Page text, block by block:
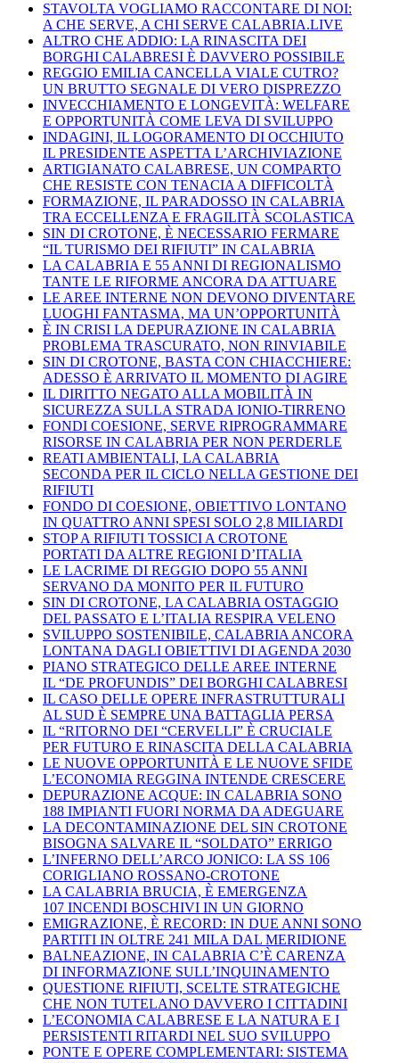
STAVOLTA VOGLIAMO RACCONTARE DI NOI:
A CHE SERVE, A CHI SERVE CALABRIA.LIVE
ALTRO CHE ADDIO: LA RINASCITA DEI
BORGHI CALABRESI È DAVVERO POSSIBILE
REGGIO EMILIA CANCELLA VIALE CUTRO?
UN BRUTTO SEGNALE DI VERO DISPREZZO
INVECCHIAMENTO E LONGEVITÀ: WELFARE
E OPPORTUNITÀ COME LEVA DI SVILUPPO
INDAGINI, IL LOGORAMENTO DI OCCHIUTO
IL PRESIDENTE ASPETTA L’ARCHIVIAZIONE
ARTIGIANATO CALABRESE, UN COMPARTO
CHE RESISTE CON TENACIA A DIFFICOLTÀ
FORMAZIONE, IL PARADOSSO IN CALABRIA
TRA ECCELLENZA E FRAGILITÀ SCOLASTICA
SIN DI CROTONE, È NECESSARIO FERMARE
“IL TURISMO DEI RIFIUTI” IN CALABRIA
LA CALABRIA E 55 ANNI DI REGIONALISMO
TANTE LE RIFORME ANCORA DA ATTUARE
LE AREE INTERNE NON DEVONO DIVENTARE
LUOGHI FANTASMA, MA UN’OPPORTUNITÀ
È IN CRISI LA DEPURAZIONE IN CALABRIA
PROBLEMA TRASCURATO, NON RINVIABILE
SIN DI CROTONE, BASTA CON CHIACCHIERE:
ADESSO È ARRIVATO IL MOMENTO DI AGIRE
IL DIRITTO NEGATO ALLA MOBILITÀ IN
SICUREZZA SULLA STRADA IONIO-TIRRENO
FONDI COESIONE, SERVE RIPROGRAMMARE
RISORSE IN CALABRIA PER NON PERDERLE
REATI AMBIENTALI, LA CALABRIA
SECONDA PER IL CICLO NELLA GESTIONE DEI
RIFIUTI
FONDO DI COESIONE, OBIETTIVO LONTANO
IN QUATTRO ANNI SPESI SOLO 2,8 MILIARDI
STOP A RIFIUTI TOSSICI A CROTONE
PORTATI DA ALTRE REGIONI D’ITALIA
LE LACRIME DI REGGIO DOPO 55 ANNI
SERVANO DA MONITO PER IL FUTURO
SIN DI CROTONE, LA CALABRIA OSTAGGIO
DEL PASSATO E L’ITALIA RESPIRA VELENO
SVILUPPO SOSTENIBILE, CALABRIA ANCORA
LONTANA DAGLI OBIETTIVI DI AGENDA 2030
PIANO STRATEGICO DELLE AREE INTERNE
IL “DE PROFUNDIS” DEI BORGHI CALABRESI
IL CASO DELLE OPERE INFRASTRUTTURALI
AL SUD È SEMPRE UNA BATTAGLIA PERSA
IL “RITORNO DEI “CERVELLI” È CRUCIALE
PER FUTURO E RINASCITA DELLA CALABRIA
LE NUOVE OPPORTUNITÀ E LE NUOVE SFIDE
L’ECONOMIA REGGINA INTENDE CRESCERE
DEPURAZIONE ACQUE: IN CALABRIA SONO
188 IMPIANTI FUORI NORMA DA ADEGUARE
LA DECONTAMINAZIONE DEL SIN CROTONE
BISOGNA SALVARE IL “SOLDATO” ERRIGO
L’INFERNO DELL’ARCO JONICO: LA SS 106
CORIGLIANO ROSSANO-CROTONE
LA CALABRIA BRUCIA, È EMERGENZA
107 INCENDI BOSCHIVI IN UN GIORNO
EMIGRAZIONE, È RECORD: IN DUE ANNI SONO
PARTITI IN OLTRE 241 MILA DAL MERIDIONE
BALNEAZIONE, IN CALABRIA C’È CARENZA
DI INFORMAZIONE SULL’INQUINAMENTO
QUESTIONE RIFIUTI, SCELTE STRATEGICHE
CHE NON TUTELANO DAVVERO I CITTADINI
L’ECONOMIA CALABRESE E LA NATURA E I
PERSISTENTI RITARDI NEL SUO SVILUPPO
PONTE E OPERE COMPLEMENTARI: SISTEMA